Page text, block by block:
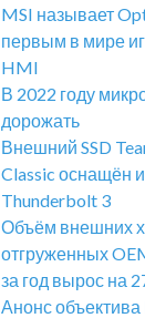
MSI называет
первым в мире
HMI
В 2022 году
дорожать
Внешний SSD
Classic оснащён
Thunderbolt 3
Объём внешних
отгруженных
за год вырос на
Анонс